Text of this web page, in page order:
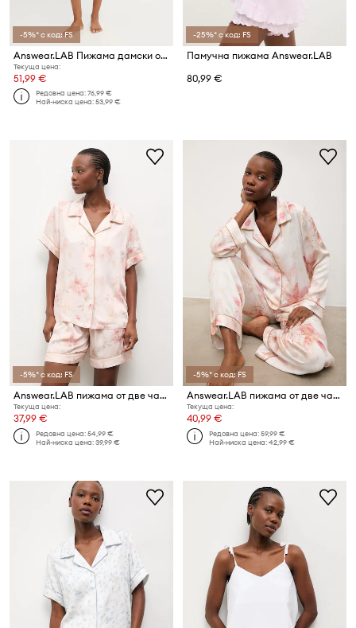
-5%* с код: FS
Answear.LAB Пижама дамски от памук
Текуща цена:
51,99 €
Редовна цена:76,99 €
Най-ниска цена:53,99 €
-25%* с код: FS
Памучна пижама Answear.LAB
80,99 €
-5%* с код: FS
Answear.LAB пижама от две части дамска от вискоза
Текуща цена:
37,99 €
Редовна цена:54,99 €
Най-ниска цена:39,99 €
-5%* с код: FS
Answear.LAB пижама от две части дамска от вискоза
Текуща цена:
40,99 €
Редовна цена:59,99 €
Най-ниска цена:42,99 €